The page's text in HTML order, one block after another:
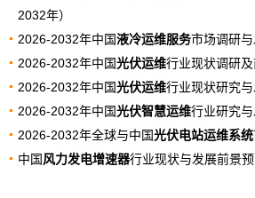
2032年）
2026-2032年中国液冷运维服务市场调研
2026-2032年中国光伏运维行业现状调研
2026-2032年中国光伏运维行业现状研究
2026-2032年中国光伏智慧运维行业研究
2026-2032年全球与中国光伏电站运维系统
中国风力发电增速器行业现状与发展前景